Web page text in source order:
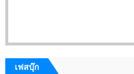
เฟสบุ๊ก